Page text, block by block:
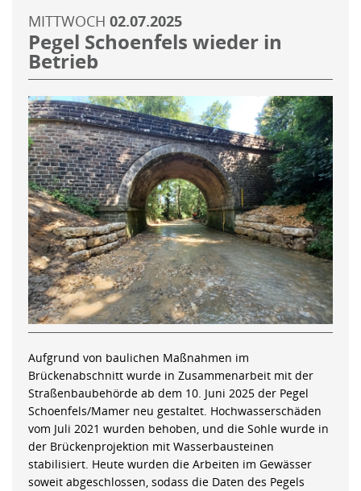
MITTWOCH 02.07.2025
Pegel Schoenfels wieder in
Betrieb
Aufgrund von baulichen Maßnahmen im
Brückenabschnitt wurde in Zusammenarbeit mit der
Straßenbaubehörde ab dem 10. Juni 2025 der Pegel
Schoenfels/Mamer neu gestaltet. Hochwasserschäden
vom Juli 2021 wurden behoben, und die Sohle wurde in
der Brückenprojektion mit Wasserbausteinen
stabilisiert. Heute wurden die Arbeiten im Gewässer
soweit abgeschlossen, sodass die Daten des Pegels